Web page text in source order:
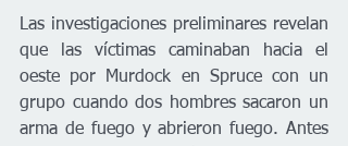
Las investigaciones preliminares revelan
que las víctimas caminaban hacia el
oeste por Murdock en Spruce con un
grupo cuando dos hombres sacaron un
arma de fuego y abrieron fuego. Antes